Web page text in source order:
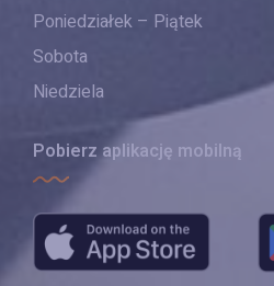
Poniedziałek – Piątek
Sobota
Niedziela
Pobierz aplikację mobilną